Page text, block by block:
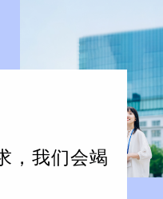
， 我们会竭